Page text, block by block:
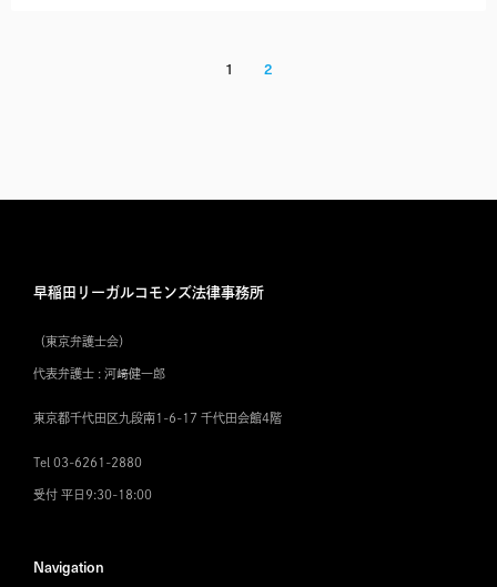
1 2
早稲田リーガルコモンズ法律事務所
（東京弁護士会）
代表弁護士 : 河﨑健一郎
東京都千代田区九段南1-6-17 千代田会館4階
Tel 03-6261-2880
受付 平日9:30-18:00
Navigation